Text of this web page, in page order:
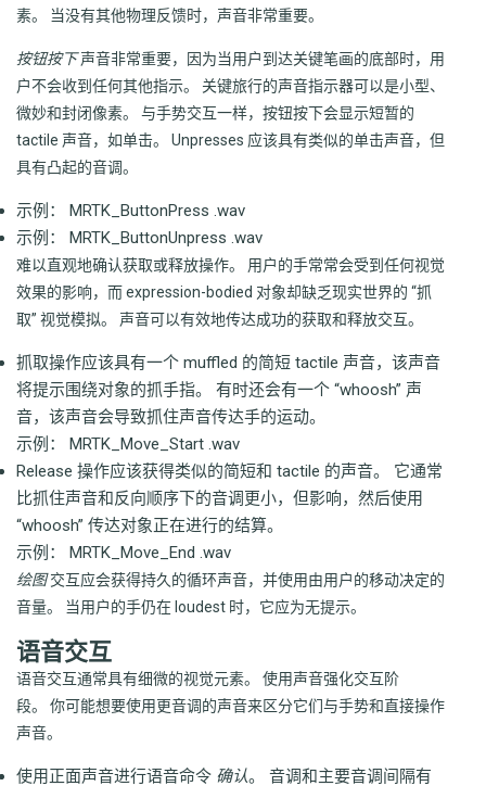
素。 当没有其他物理反馈时，声音非常重要。
按钮按下声音非常重要，因为当用户到达关键笔画的底部时，用
户不会收到任何其他指示。 关键旅行的声音指示器可以是小型、
微妙和封闭像素。 与手势交互一样，按钮按下会显示短暂的
tactile 声音，如单击。 Unpresses 应该具有类似的单击声音，但
具有凸起的音调。
示例： MRTK_ButtonPress .wav
示例： MRTK_ButtonUnpress .wav
难以直观地确认获取或释放操作。 用户的手常常会受到任何视觉
效果的影响，而 expression-bodied 对象却缺乏现实世界的 “抓
取” 视觉模拟。 声音可以有效地传达成功的获取和释放交互。
抓取操作应该具有一个 muffled 的简短 tactile 声音，该声音
将提示围绕对象的抓手指。 有时还会有一个 “whoosh” 声
音，该声音会导致抓住声音传达手的运动。
示例： MRTK_Move_Start .wav
Release 操作应该获得类似的简短和 tactile 的声音。 它通常
比抓住声音和反向顺序下的音调更小，但影响，然后使用
“whoosh” 传达对象正在进行的结算。
示例： MRTK_Move_End .wav
绘图交互应会获得持久的循环声音，并使用由用户的移动决定的
音量。 当用户的手仍在 loudest 时，它应为无提示。
语音交互
语音交互通常具有细微的视觉元素。 使用声音强化交互阶
段。 你可能想要使用更音调的声音来区分它们与手势和直接操作
声音。
使用正面声音进行语音命令 确认。 音调和主要音调间隔有